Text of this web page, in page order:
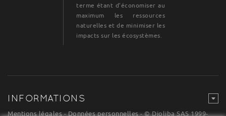
terme étant d’économiser au
maximum les ressources
naturelles et de minimiser les
impacts sur les écosystèmes.
INFORMATIONS
Mentions légales-Données personnelles- © Djoliba SAS 1999-